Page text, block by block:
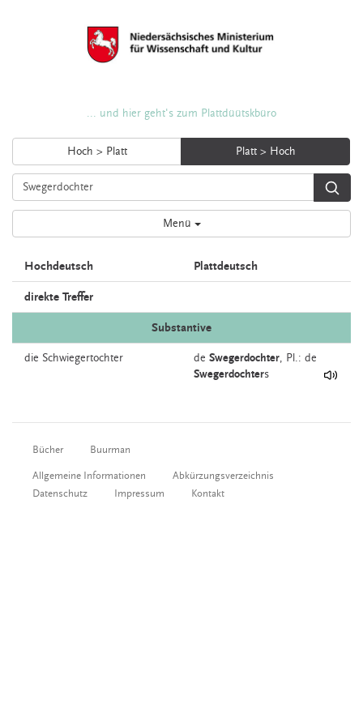
... und hier geht's zum Plattdüütskbüro
Hoch > Platt Platt > Hoch
Menü
Hochdeutsch Plattdeutsch
direkte Treffer
Substantive
die Schwiegertochter de Swegerdochter, Pl.: de
Swegerdochters
Bücher Buurman
Allgemeine Informationen
Abkürzungsverzeichnis
Datenschutz
Impressum Kontakt